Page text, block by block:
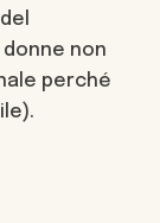
donne non
perché